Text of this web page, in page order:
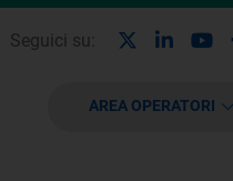
Seguici su:
AREA OPERATORI